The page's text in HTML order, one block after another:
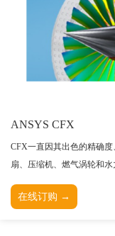
Source Insight
技术视频
网络研讨会
ANSYS CFX
CFX一直因其出色的精确
扇、压缩机、燃气涡轮和水
在线订购 →